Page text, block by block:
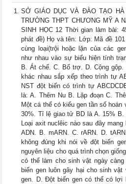
SỞ GIÁO DỤC VÀ ĐÀO TẠO
TRƯỜNG THPT CHƯƠNG MỸ A
SINH HỌC 12 Thời gian làm bài:
phát đề) Họ và tên: Lớp: Mã đề
cùng loại(trội hoặc lặn của các
như nhau vào sự biểu hiện tính
B. Át chế. C. Bổ trợ. D. Cộng
khác nhau sắp xếp theo trình tự
NST đột biến có trình tự
là: A. Thêm Nu B. Lặp đoạn C.
Một cá thể có kiểu gen tần số
30%. Tỉ lệ giao tử BD là A. 15%
Loại axit nuclêic nào sau đây
ADN. B. mARN. C. rARN. D.
không đúng khi nói về đột biến
nguyên liệu cho quá trình chọn
có thể làm cho sinh vật ngày
biến gen luôn gây hại cho sinh
gen. D. Đột biến gen có thể có lợi